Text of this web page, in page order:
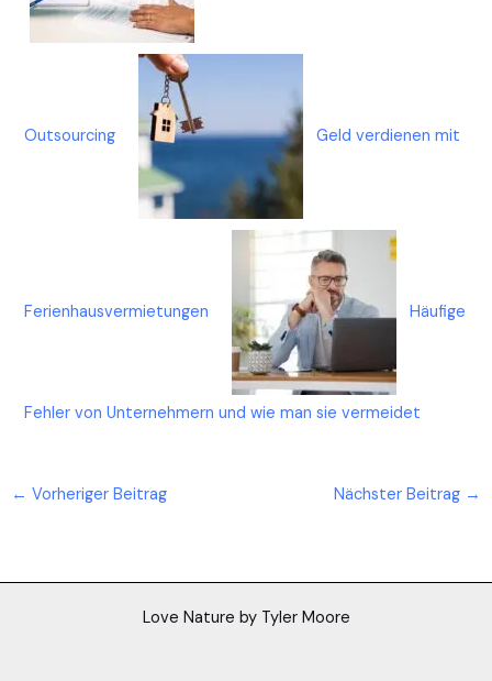
Outsourcing Geld verdienen mit
Ferienhausvermietungen Häufige
Fehler von Unternehmern und wie man sie vermeidet
← Vorheriger Beitrag Nächster Beitrag →
Love Nature by Tyler Moore